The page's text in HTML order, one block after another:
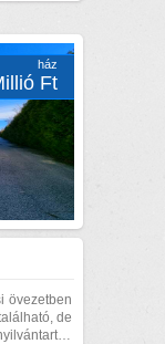
ház
Ft
övezetben
de